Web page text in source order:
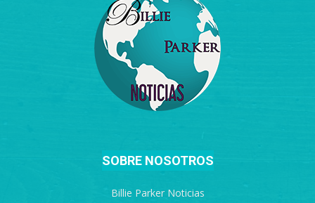
SOBRE NOSOTROS
Billie Parker Noticias